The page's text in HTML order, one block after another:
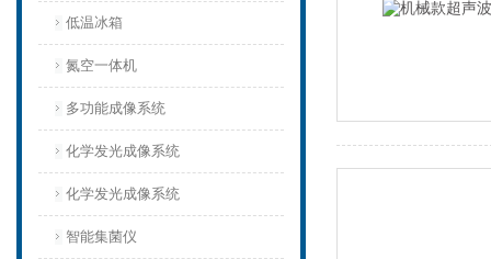
低温冰箱
氮空一体机
多功能成像系统
化学发光成像系统
化学发光成像系统
智能集菌仪